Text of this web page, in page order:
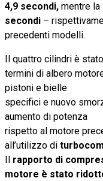
4,9 secondi, mentre la
secondi –
precedenti modelli.
Il quattro cilindri è
termini di albero
pistoni e bielle
specifici e nuovo
aumento di potenza
rispetto al motore
all’utilizzo di
rapporto di
motore è stato